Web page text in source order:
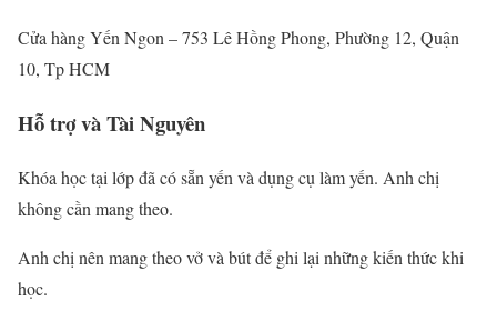
Cửa hàng Yến Ngon – 753 Lê Hồng Phong, Phường 12, Quận
10, Tp HCM
Hỗ trợ và Tài Nguyên
Khóa học tại lớp đã có sẵn yến và dụng cụ làm yến. Anh chị
không cần mang theo.
Anh chị nên mang theo vở và bút để ghi lại những kiến thức khi
học.